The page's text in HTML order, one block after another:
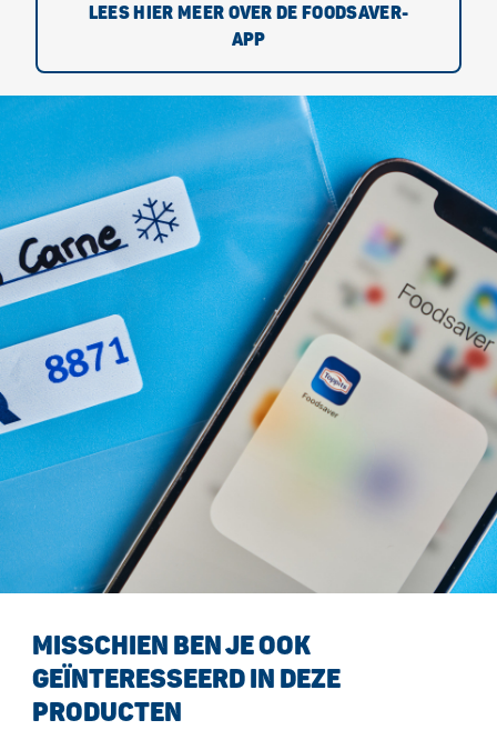
LEES HIER MEER OVER DE FOODSAVER-
APP
MISSCHIEN BEN JE OOK
GEÏNTERESSEERD IN DEZE
PRODUCTEN